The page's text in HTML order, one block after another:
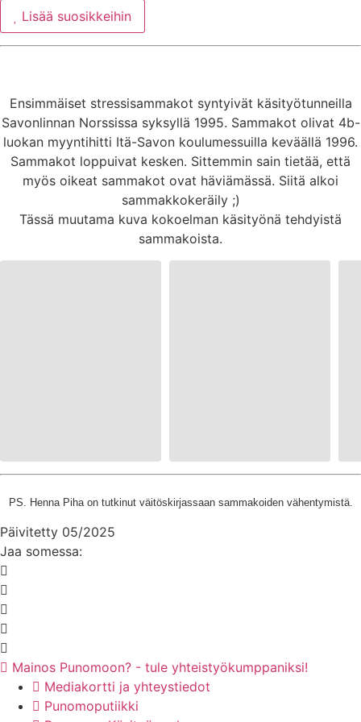
Lisää suosikkeihin
Ensimmäiset stressisammakot syntyivät käsityötunneilla
Savonlinnan Norssissa syksyllä 1995. Sammakot olivat 4b-
luokan myyntihitti Itä-Savon koulumessuilla keväällä 1996.
Sammakot loppuivat kesken. Sittemmin sain tietää, että
myös oikeat sammakot ovat häviämässä. Siitä alkoi
sammakkokeräily ;)
Tässä muutama kuva kokoelman käsityönä tehdyistä
sammakoista.
PS. Henna Piha on tutkinut väitöskirjassaan sammakoiden vähentymistä.
Päivitetty 05/2025
Jaa somessa:
Mainos Punomoon? - tule yhteistyökumppaniksi!
Mediakortti ja yhteystiedot
Punomoputiikki